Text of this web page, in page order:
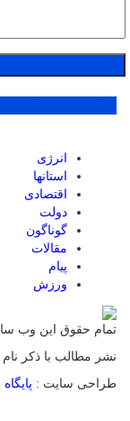
انرژی
استانها
اقتصادی
دولت
گوناگون
مقالات
پیام
ورزش
تمام حقوق این وب
نشر مطالب با ذکر نام
طراحی سایت :